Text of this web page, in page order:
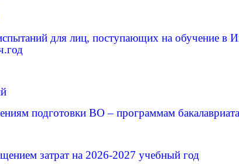
для лиц, поступающих на обучение в
подготовки ВО – программам
затрат на 2026-2027 учебный год